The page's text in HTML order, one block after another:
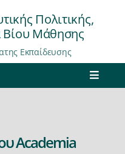
Πολιτικής,
Βίου Μάθησης
Εκπαίδευσης
Toggle
Academia